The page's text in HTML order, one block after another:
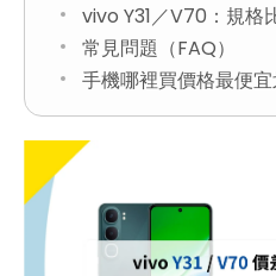
vivo Y31／V70：規格
常見問題（FAQ）
手機哪裡買價格最便